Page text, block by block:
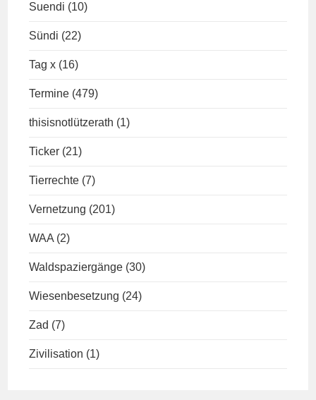
Suendi (10)
Sündi (22)
Tag x (16)
Termine (479)
thisisnotlützerath (1)
Ticker (21)
Tierrechte (7)
Vernetzung (201)
WAA (2)
Waldspaziergänge (30)
Wiesenbesetzung (24)
Zad (7)
Zivilisation (1)